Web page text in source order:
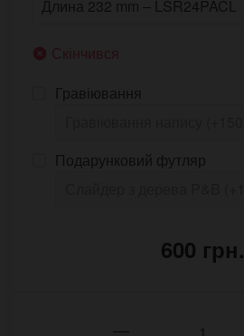
Скінчився
Гравіювання
Подарунковий футляр
600 грн.